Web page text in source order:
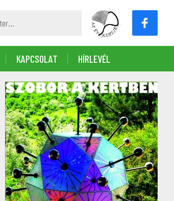
KAPCSOLAT HÍRLEVÉL